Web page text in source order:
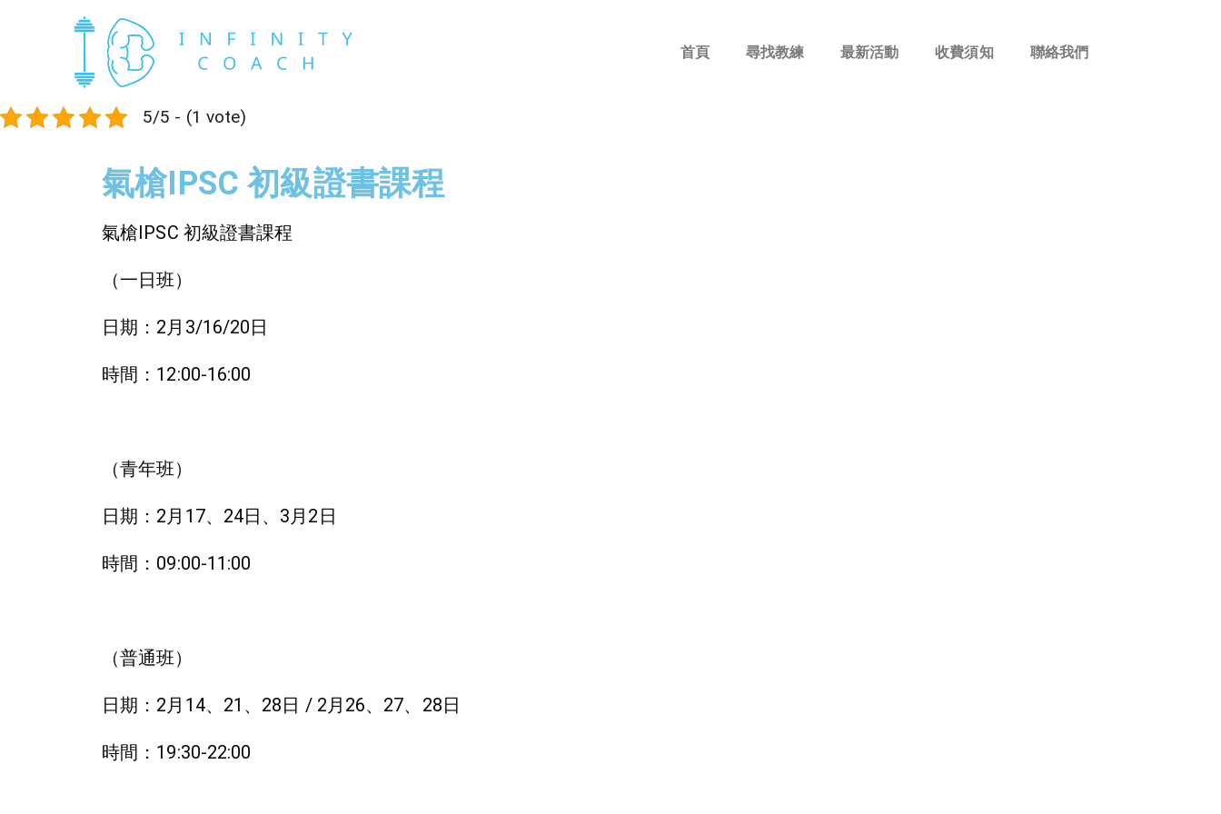
首頁 尋找教練 最新活動 收費須知 聯絡我們
5/5 - (1 vote)
氣槍IPSC 初級證書課程
氣槍IPSC 初級證書課程
（一日班）
日期：2月3/16/20日
時間：12:00-16:00
（青年班）
日期：2月17、24日、3月2日
時間：09:00-11:00
（普通班）
日期：2月14、21、28日 / 2月26、27、28日
時間：19:30-22:00